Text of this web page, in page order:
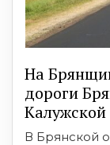
На
дороги
Калужской
В Брянской